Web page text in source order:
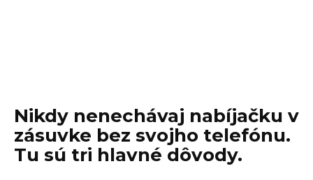
Nikdy nenechávaj nabíjačku v
zásuvke bez svojho telefónu.
Tu sú tri hlavné dôvody.